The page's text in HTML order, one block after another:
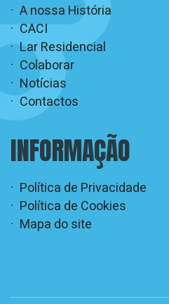
A nossa História
CACI
Lar Residencial
Colaborar
Notícias
Contactos
INFORMAÇÃO
Política de Privacidade
Política de Cookies
Mapa do site